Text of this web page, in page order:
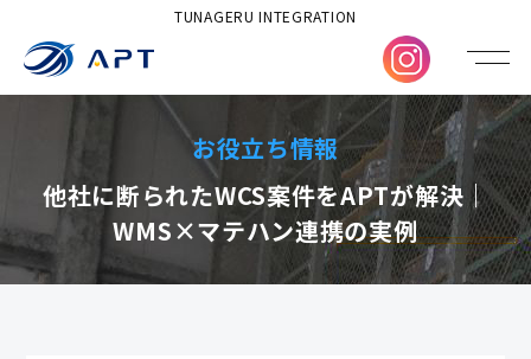
TUNAGERU INTEGRATION
お役立ち情報
他社に断られたWCS案件をAPTが解決｜
WMS×マテハン連携の実例